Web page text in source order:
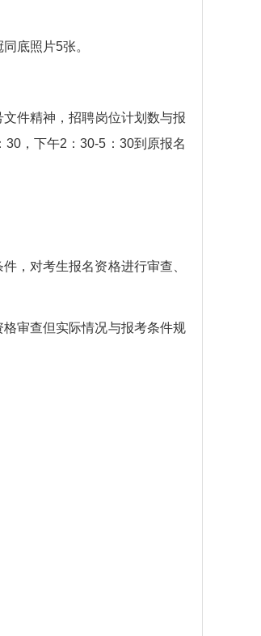
底照片5张。
件精神，招聘岗位计划数与报
，下午2：30-5：30到原报名
，对考生报名资格进行审查、
审查但实际情况与报考条件规